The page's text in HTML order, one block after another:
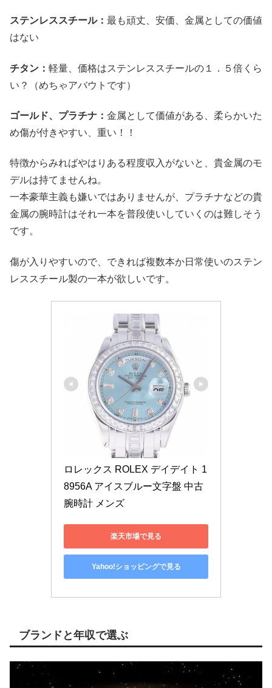
ステンレススチール： 最も頑丈、安価、金属としての価値
はない
チタン： 軽量、価格はステンレススチールの１．５倍くら
い？（めちゃアバウトです）
ゴールド、プラチナ： 金属として価値がある、柔らかいた
め傷が付きやすい、重い！！
特徴からみればやはりある程度収入がないと、貴金属のモ
デルは持てませんね。
一本豪華主義も嫌いではありませんが、プラチナなどの貴
金属の腕時計はそれ一本を普段使いしていくのは難しそう
です。
傷が入りやすいので、できれば複数本か日常使いのステン
レススチール製の一本が欲しいです。
ロレックス ROLEX デイデイト 1
8956A アイスブルー文字盤 中古
腕時計 メンズ
楽天市場で見る
Yahoo!ショッピングで見る
ブランドと年収で選ぶ